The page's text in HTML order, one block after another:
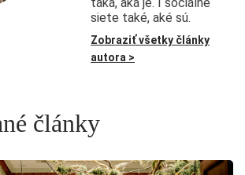
siete také, aké sú.
Zobraziť všetky články
autora >
články